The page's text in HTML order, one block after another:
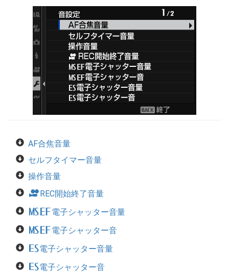
AF合焦音量
セルフタイマー音量
操作音量
FREC開始終了音量
t t電子シャッター音量
t t電子シャッター音
s電子シャッター音量
s電子シャッター音